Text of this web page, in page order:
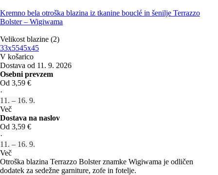
Kremno bela otroška blazina iz tkanine bouclé in šenilje Terrazzo
Bolster – Wigiwama
Velikost blazine (2)
33x5545x45
V košarico
Dostava od 11. 9. 2026
Osebni prevzem
Od 3,59 €
·
11. – 16. 9.
Več
Dostava na naslov
Od 3,59 €
·
11. – 16. 9.
Več
Otroška blazina Terrazzo Bolster znamke Wigiwama je odličen
dodatek za sedežne garniture, zofe in fotelje.